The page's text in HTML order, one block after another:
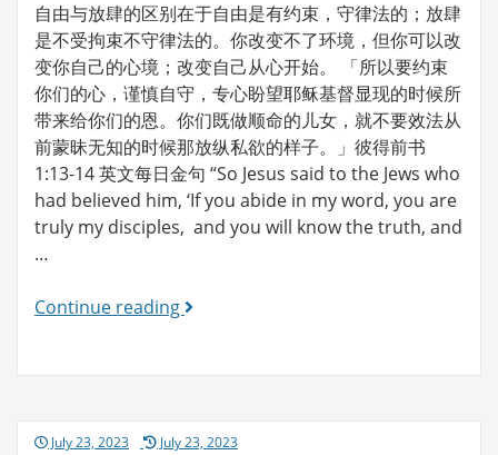
自由与放肆的区别在于自由是有约束，守律法的；放肆
是不受拘束不守律法的。你改变不了环境，但你可以改
变你自己的心境；改变自己从心开始。 「所以要约束
你们的心，谨慎自守，专心盼望耶稣基督显现的时候所
带来给你们的恩。你们既做顺命的儿女，就不要效法从
前蒙昧无知的时候那放纵私欲的样子。」彼得前书
1:13-14 英文每日金句 “So Jesus said to the Jews who
had believed him, ‘If you abide in my word, you are
truly my disciples, and you will know the truth, and
…
Continue reading7/24/23
PostedJuly 23, 2023 July 23, 2023